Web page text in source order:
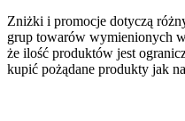
Zniżki i promocje dotyczą
grup towarów wymienionych
że ilość produktów jest
kupić pożądane produkty jak